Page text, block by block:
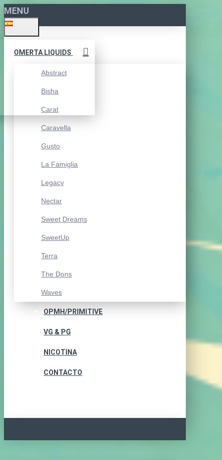
MENU
OMERTA LIQUIDS
Abstract
Bisha
Carat
Caravella
Gusto
La Famiglia
Legacy
Nectar
Sweet Dreams
SweetUp
Terra
The Dons
Waves
OPMH/PRIMITIVE
VG & PG
NICOTINA
CONTACTO